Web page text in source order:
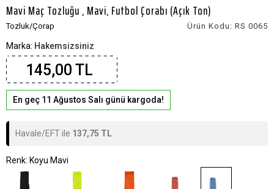
Mavi Maç Tozluğu , Mavi, Futbol Çorabı (Açık Ton)
Tozluk/Çorap Ürün Kodu: RS 0065
Marka: Hakemsizsiniz
145,00 TL
En geç 11 Ağustos Salı günü kargoda!
Havale/EFT ile 137,75 TL
Renk: Koyu Mavi